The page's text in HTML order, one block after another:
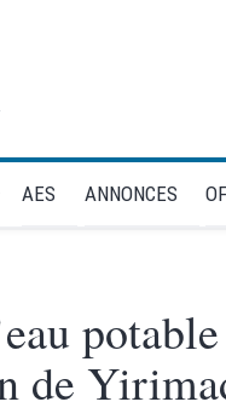
DE L'ESSOR
AES ANNONCES
de